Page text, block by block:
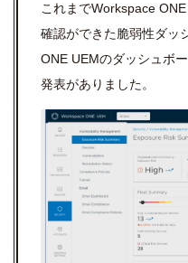
これまでWorkspace
確認ができた脆弱性ダッ
ONE UEMのダッシュボ
発表がありました。